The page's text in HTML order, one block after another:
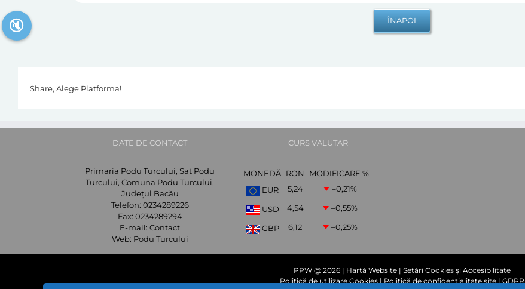
Share, Alege Platforma!
DATE DE CONTACT
Primaria Podu Turcului, Sat Podu
Turcului, Comuna Podu Turcului,
Județul Bacău
Telefon: 0234289226
Fax: 0234289294
E-mail: Contact
Web: Podu Turcului
CURS VALUTAR
MONEDĂ RON
MODIFICARE %
EUR
5,24 –0,21%
USD 4,54 –0,55%
GBP 6,12 –0,25%
PPW @ 2026 | Hartă Website| Setări Cookies și Accesibilitate
Politică de utilizare Cookies|Politică de confidențialitate site|GDPR
🔇